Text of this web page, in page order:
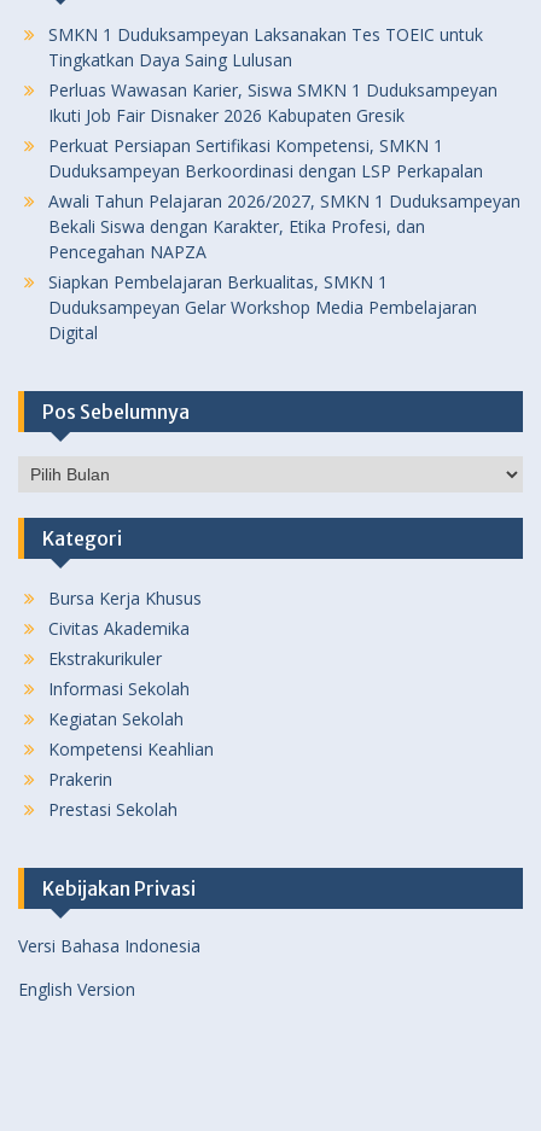
SMKN 1 Duduksampeyan Laksanakan Tes TOEIC untuk
Tingkatkan Daya Saing Lulusan
Perluas Wawasan Karier, Siswa SMKN 1 Duduksampeyan
Ikuti Job Fair Disnaker 2026 Kabupaten Gresik
Perkuat Persiapan Sertifikasi Kompetensi, SMKN 1
Duduksampeyan Berkoordinasi dengan LSP Perkapalan
Awali Tahun Pelajaran 2026/2027, SMKN 1 Duduksampeyan
Bekali Siswa dengan Karakter, Etika Profesi, dan
Pencegahan NAPZA
Siapkan Pembelajaran Berkualitas, SMKN 1
Duduksampeyan Gelar Workshop Media Pembelajaran
Digital
Pos Sebelumnya
Pos
Kategori
Bursa Kerja Khusus
Civitas Akademika
Ekstrakurikuler
Informasi Sekolah
Kegiatan Sekolah
Kompetensi Keahlian
Prakerin
Prestasi Sekolah
Kebijakan Privasi
Versi Bahasa Indonesia
English Version